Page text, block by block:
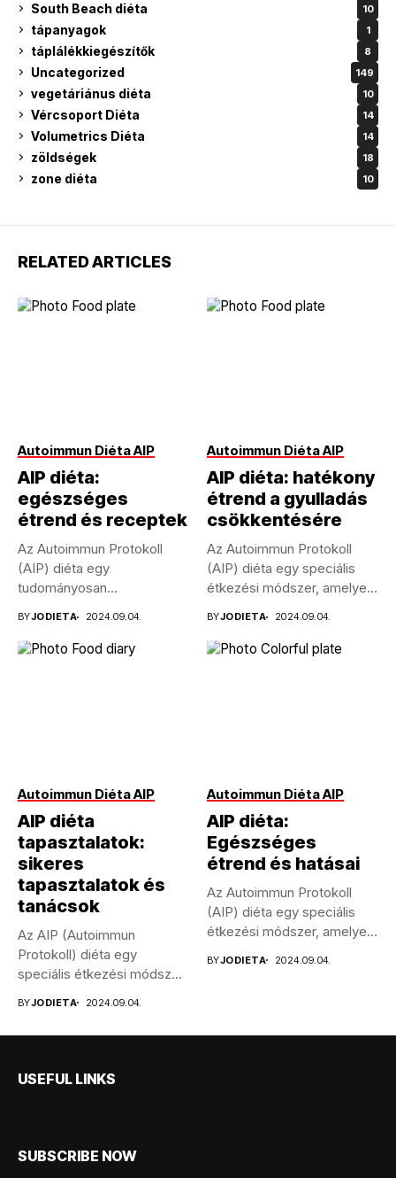
South Beach diéta 10
tápanyagok 1
táplálékkiegészítők 8
Uncategorized 149
vegetáriánus diéta 10
Vércsoport Diéta 14
Volumetrics Diéta 14
zöldségek 18
zone diéta 10
RELATED ARTICLES
Autoimmun Diéta AIP
AIP diéta:
egészséges
étrend és receptek
Az Autoimmun Protokoll
(AIP) diéta egy
tudományosan
autoimmun...
BYJODIETA 2024.09.04.
Autoimmun Diéta AIP
AIP diéta: hatékony
étrend a gyulladás
csökkentésére
Az Autoimmun Protokoll
(AIP) diéta egy speciális
étkezési módszer, amelyet
BYJODIETA 2024.09.04.
Autoimmun Diéta AIP
AIP diéta
tapasztalatok:
sikeres
tapasztalatok és
tanácsok
Az AIP (Autoimmun
Protokoll) diéta egy
speciális étkezési módszer,
BYJODIETA 2024.09.04.
Autoimmun Diéta AIP
AIP diéta:
Egészséges
étrend és hatásai
Az Autoimmun Protokoll
(AIP) diéta egy speciális
étkezési módszer, amelyet
BYJODIETA 2024.09.04.
USEFUL LINKS
SUBSCRIBE NOW